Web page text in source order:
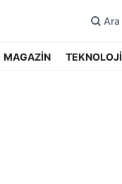
Ara
MAGAZİN TEKNOLOJİ